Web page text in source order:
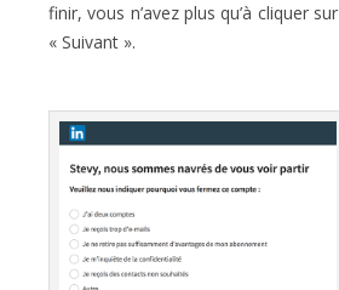
finir, vous n’avez plus qu’à cliquer sur
« Suivant ».